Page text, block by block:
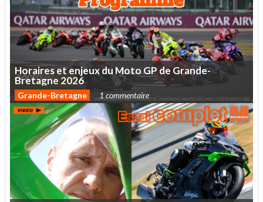
HorairesetenjeuxduMotoGPdeGrande-
Bretagne 2026
Grande-Bretagne 1 commentaire